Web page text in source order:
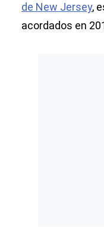
de New Jersey,
acordados en